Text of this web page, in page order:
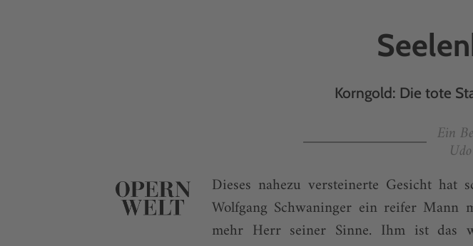
Korngold: Die tote
Ein
Dieses nahezu versteinerte Gesicht
Wolfgang Schwaninger ein reifer
mehr Herr seiner Sinne. Ihm ist das